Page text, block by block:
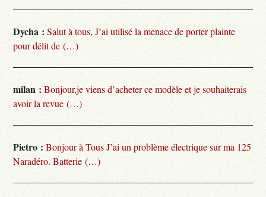
Dycha : Salut à tous, J’ai utilisé la menace de porter plainte
pour délit de (…)
milan : Bonjour,je viens d’acheter ce modèle et je souhaiterais
avoir la revue (…)
Pietro : Bonjour à Tous J’ai un problème électrique sur ma 125
Naradéro. Batterie (…)